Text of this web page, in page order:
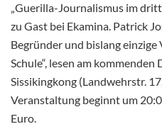
„Guerilla-Journalismus im
zu Gast bei Ekamina. Patrick
Begründer und bislang
Schule“, lesen am
Sissikingkong (Landwehrstr.
Veranstaltung beginnt um
Euro.